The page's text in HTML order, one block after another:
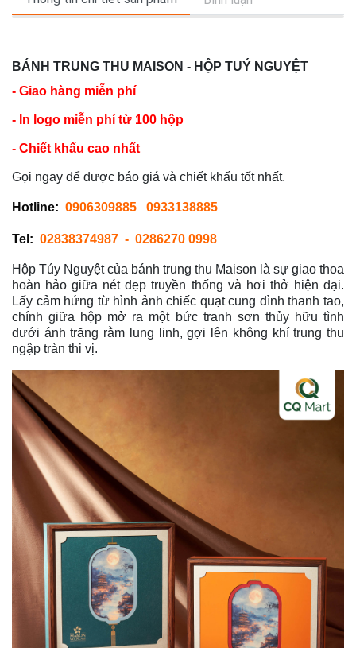
BÁNH TRUNG THU MAISON - HỘP TUÝ NGUYỆT
- Giao hàng miễn phí
- In logo miễn phí từ 100 hộp
- Chiết khấu cao nhất
Gọi ngay để được báo giá và chiết khấu tốt nhất.
Hotline: 0906309885 0933138885
Tel: 02838374987 - 0286270 0998
Hộp Túy Nguyệt của bánh trung thu Maison là sự giao thoa
hoàn hảo giữa nét đẹp truyền thống và hơi thở hiện đại.
Lấy cảm hứng từ hình ảnh chiếc quạt cung đình thanh tao,
chính giữa hộp mở ra một bức tranh sơn thủy hữu tình
dưới ánh trăng rằm lung linh, gợi lên không khí trung thu
ngập tràn thi vị.